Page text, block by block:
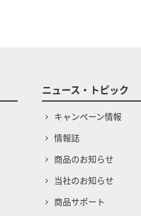
ニュース・トピック
キャンペーン情報
情報誌
商品のお知らせ
当社のお知らせ
商品サポート